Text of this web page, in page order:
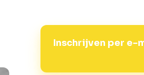
Inschrijven per e-